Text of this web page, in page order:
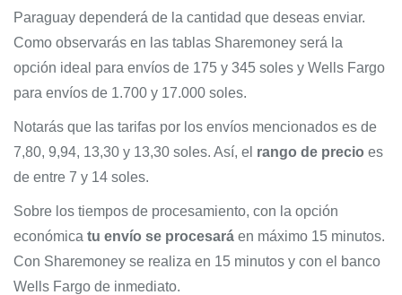
Paraguay dependerá de la cantidad que deseas enviar.
Como observarás en las tablas Sharemoney será la
opción ideal para envíos de 175 y 345 soles y Wells Fargo
para envíos de 1.700 y 17.000 soles.
Notarás que las tarifas por los envíos mencionados es de
7,80, 9,94, 13,30 y 13,30 soles. Así, el rango de precio es
de entre 7 y 14 soles.
Sobre los tiempos de procesamiento, con la opción
económica tu envío se procesará en máximo 15 minutos.
Con Sharemoney se realiza en 15 minutos y con el banco
Wells Fargo de inmediato.